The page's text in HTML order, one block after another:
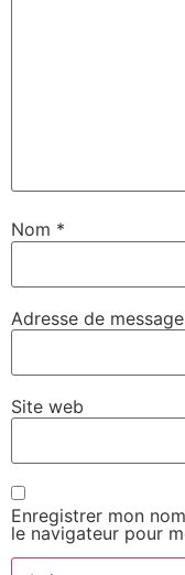
Nom *
Adresse de
Site web
Enregistrer mon
le navigateur pour